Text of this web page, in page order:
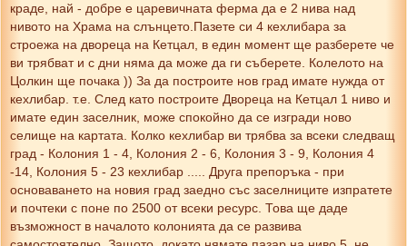
краде, най - добре е царевичната ферма да е 2 нива над
нивото на Храма на слънцето.Пазете си 4 кехлибара за
строежа на двореца на Кетцал, в един момент ще разберете че
ви трябват и с дни няма да може да ги съберете. Колелото на
Цолкин ще почака )) За да построите нов град имате нужда от
кехлибар. т.е. След като построите Двореца на Кетцал 1 ниво и
имате един заселник, може спокойно да се изгради ново
селище на картата. Колко кехлибар ви трябва за всеки следващ
град - Колония 1 - 4, Колония 2 - 6, Колония 3 - 9, Колония 4
-14, Колония 5 - 23 кехлибар ..... Друга препоръка - при
основаването на новия град заедно със заселниците изпратете
и почтеки с поне по 2500 от всеки ресурс. Това ще даде
възможност в началото колонията да се развива